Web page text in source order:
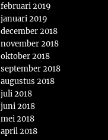
februari 2019
januari 2019
december 2018
november 2018
oktober 2018
september 2018
augustus 2018
juli 2018
juni 2018
mei 2018
april 2018